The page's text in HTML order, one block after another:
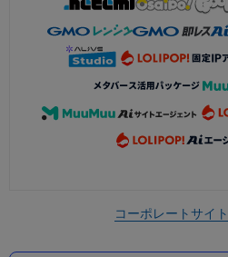
コーポレートサイト